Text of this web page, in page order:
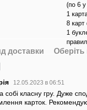
(по 6 у
1
8 карт
1
доставки
12.05.2023 в 06:51
собі класну гру. Дуже
карток. Рекомендую